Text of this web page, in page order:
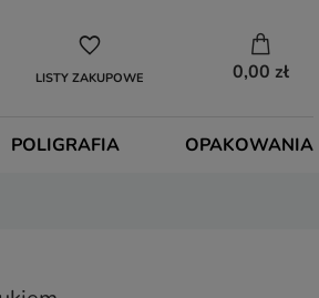
LISTY ZAKUPOWE 0,00 zł
POLIGRAFIA OPAKOWANIA